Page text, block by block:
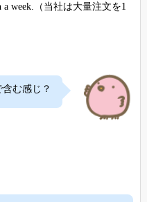
week.（当社は大量注文を1
む感じ？